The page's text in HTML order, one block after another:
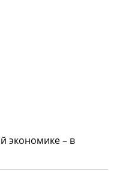
экономике – в